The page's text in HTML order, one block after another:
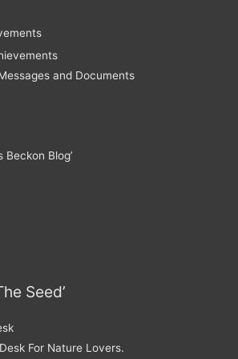
and Documents
Beckon Blog’
Seed’
Desk For Nature Lovers.